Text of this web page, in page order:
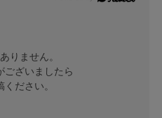
りません。
ございましたら
ださい。